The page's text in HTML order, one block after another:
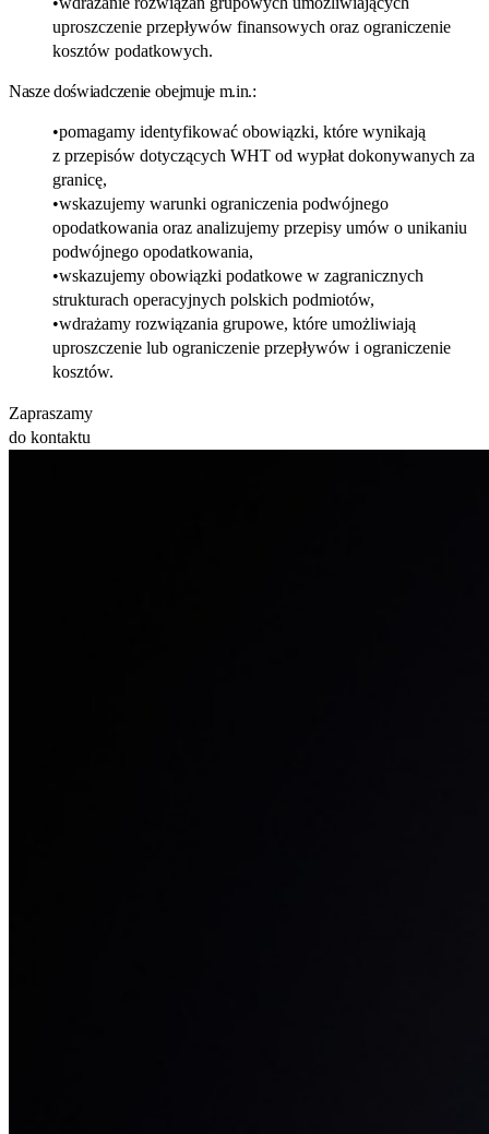
uproszczenie przepływów finansowych oraz ograniczenie
kosztów podatkowych.
Nasze doświadczenie obejmuje m.in.:
pomagamy identyfikować obowiązki, które wynikają
z przepisów dotyczących WHT od wypłat dokonywanych za
granicę,
wskazujemy warunki ograniczenia podwójnego
opodatkowania oraz analizujemy przepisy umów o unikaniu
podwójnego opodatkowania,
wskazujemy obowiązki podatkowe w zagranicznych
strukturach operacyjnych polskich podmiotów,
wdrażamy rozwiązania grupowe, które umożliwiają
uproszczenie lub ograniczenie przepływów i ograniczenie
kosztów.
Zapraszamy
do kontaktu